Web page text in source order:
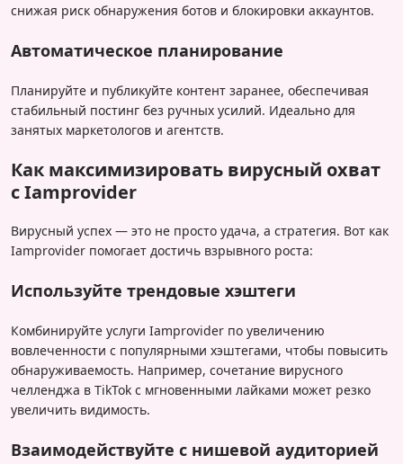
снижая риск обнаружения ботов и блокировки аккаунтов.
Автоматическое планирование
Планируйте и публикуйте контент заранее, обеспечивая
стабильный постинг без ручных усилий. Идеально для
занятых маркетологов и агентств.
Как максимизировать вирусный охват
с Iamprovider
Вирусный успех — это не просто удача, а стратегия. Вот как
Iamprovider помогает достичь взрывного роста:
Используйте трендовые хэштеги
Комбинируйте услуги Iamprovider по увеличению
вовлеченности с популярными хэштегами, чтобы повысить
обнаруживаемость. Например, сочетание вирусного
челленджа в TikTok с мгновенными лайками может резко
увеличить видимость.
Взаимодействуйте с нишевой аудиторией